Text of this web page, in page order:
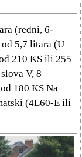
(redni, 6-
5,7 litara (U
210 KS ili 255
V, 8
180 KS Na
(4L60-E ili